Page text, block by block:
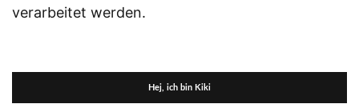
verarbeitet werden.
Hej, ich bin Kiki